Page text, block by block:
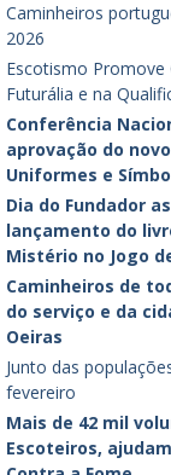
Caminheiros
2026
Escotismo Promove
Futurália e na
Conferência
aprovação do
Uniformes e
Dia do Fundador
lançamento do
Mistério no Jogo
Caminheiros de
do serviço e da
Oeiras
Junto das
fevereiro
Mais de 42 mil
Escoteiros,